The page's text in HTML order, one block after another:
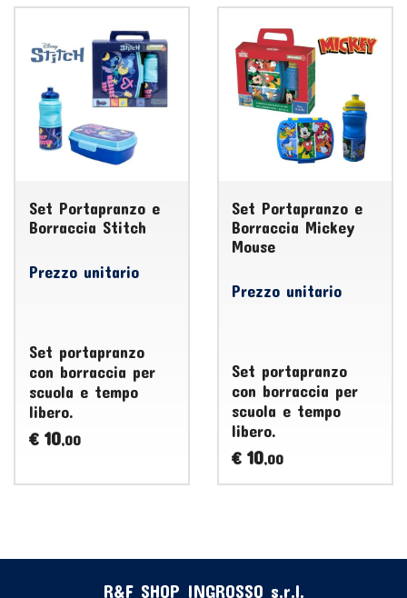
Set Portapranzo e
Borraccia Stitch
Prezzo unitario
Set portapranzo
con borraccia per
scuola e tempo
libero.
€ 10,00
Set Portapranzo e
Borraccia Mickey
Mouse
Prezzo unitario
Set portapranzo
con borraccia per
scuola e tempo
libero.
€ 10,00
R&F SHOP INGROSSO s.r.l.